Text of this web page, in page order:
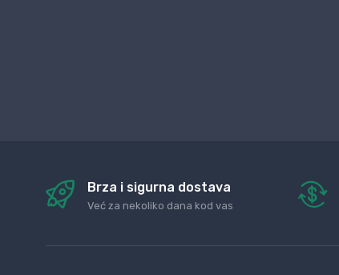
Brza i sigurna dostava
Već za nekoliko dana kod vas